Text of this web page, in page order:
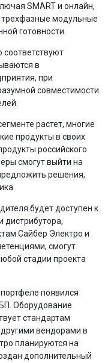
SMART и онлайн,
модульные
готовности.
в
при
совместимости
растет, многие
продукты в своих
российского
смогут выйти на
решения,
будет доступен к
дистрибутора,
Сайбер Электро и
смогут
стадии проекта
появился
Оборудование
стандартам
вендорами в
планируются на
дополнительный